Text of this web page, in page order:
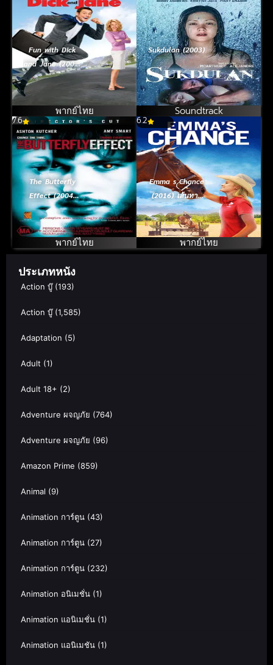
Fun with Dick
and Jane (2005)
โดนอย่างนี้ พี่ขอ
ปล้น (จิม แคร์รี่ย์)
พากย์ไทย
Sukdulan (2003)
Soundtrack
7.6
The Butterfly
Effect (2004)
เปลี่ยนตาย…ไม่ให้
ตาย
พากย์ไทย
6.2
Emma s Chance
(2016) เส้นทาง
เปลี่ยนชีวิตของ
เอ็มม่า
พากย์ไทย
ประเภทหนัง
Action บู๊(193)
Action บู๊(1,585)
Adaptation (5)
Adult (1)
Adult 18+ (2)
Adventure ผจญภัย (764)
Adventure ผจญภัย (96)
Amazon Prime (859)
Animal (9)
Animation การ์ตูน (43)
Animation การ์ตูน (27)
Animation การ์ตูน (232)
Animation อนิเมชั่น (1)
Animation แอนิเมชั่น (1)
Animation แอนิเมชัน (1)